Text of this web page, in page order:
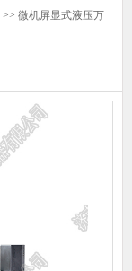
>> 微机屏显式液压万